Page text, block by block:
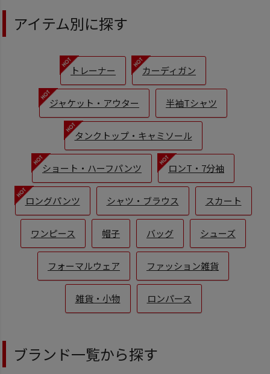
アイテム別に探す
トレーナー カーディガン
ジャケット・アウター 半袖Tシャツ
タンクトップ・キャミソール
ショート・ハーフパンツ ロンT・7分袖
ロングパンツ シャツ・ブラウス スカート
ワンピース 帽子 バッグ シューズ
フォーマルウェア ファッション雑貨
雑貨・小物 ロンパース
ブランド一覧から探す